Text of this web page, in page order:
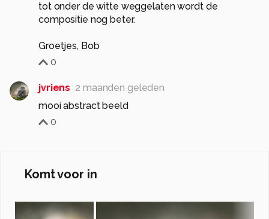
tot onder de witte weggelaten wordt de
compositie nog beter.
Groetjes, Bob
0
jvriens 2 maanden geleden
mooi abstract beeld
0
Komt voor in